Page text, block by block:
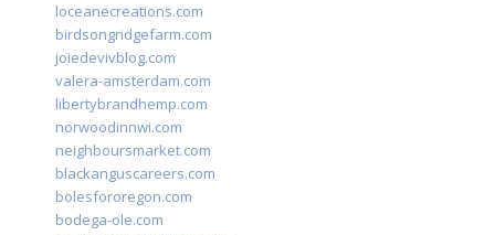
loceanecreations.com
birdsongridgefarm.com
joiedevivblog.com
valera-amsterdam.com
libertybrandhemp.com
norwoodinnwi.com
neighboursmarket.com
blackanguscareers.com
bolesfororegon.com
bodega-ole.com